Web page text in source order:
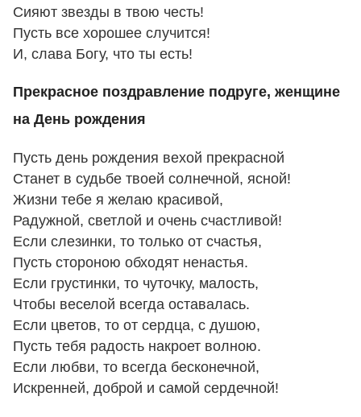
Сияют звезды в твою честь!
Пусть все хорошее случится!
И, слава Богу, что ты есть!
Прекрасное поздравление подруге, женщине
на День рождения
Пусть день рождения вехой прекрасной
Станет в судьбе твоей солнечной, ясной!
Жизни тебе я желаю красивой,
Радужной, светлой и очень счастливой!
Если слезинки, то только от счастья,
Пусть стороною обходят ненастья.
Если грустинки, то чуточку, малость,
Чтобы веселой всегда оставалась.
Если цветов, то от сердца, с душою,
Пусть тебя радость накроет волною.
Если любви, то всегда бесконечной,
Искренней, доброй и самой сердечной!